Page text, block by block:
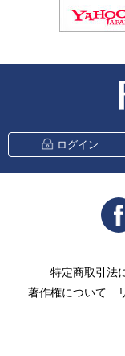
ログイン
特定商取引法
著作権について